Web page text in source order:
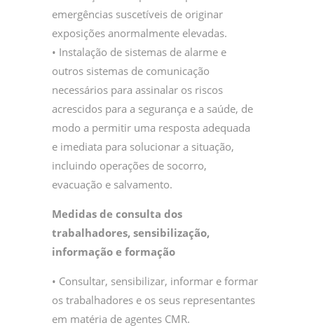
emergências suscetíveis de originar
exposições anormalmente elevadas.
• Instalação de sistemas de alarme e
outros sistemas de comunicação
necessários para assinalar os riscos
acrescidos para a segurança e a saúde, de
modo a permitir uma resposta adequada
e imediata para solucionar a situação,
incluindo operações de socorro,
evacuação e salvamento.
Medidas de consulta dos
trabalhadores, sensibilização,
informação e formação
• Consultar, sensibilizar, informar e formar
os trabalhadores e os seus representantes
em matéria de agentes CMR.